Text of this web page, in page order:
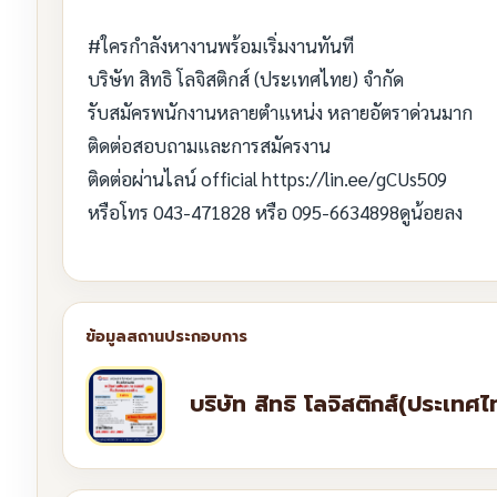
#ใครกำลังหางานพร้อมเริ่มงานทันที
บริษัท สิทธิ โลจิสติกส์ (ประเทศไทย) จำกัด
รับสมัครพนักงานหลายตำแหน่ง หลายอัตราด่วนมาก
ติดต่อสอบถามและการสมัครงาน
ติดต่อผ่านไลน์ official https://lin.ee/gCUs509
หรือโทร 043-471828 หรือ 095-6634898ดูน้อยลง
บริษัท สิทธิ โลจิสติกส์(ประเทศ